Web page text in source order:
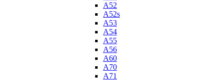
A52
A52s
A53
A54
A55
A56
A60
A70
A71